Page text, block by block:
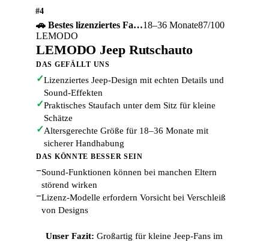
#4
🚗 Bestes lizenziertes Fa…18–36 Monate87/100
LEMODO
LEMODO Jeep Rutschauto
DAS GEFÄLLT UNS
✓Lizenziertes Jeep-Design mit echten Details und
Sound-Effekten
✓Praktisches Staufach unter dem Sitz für kleine
Schätze
✓Altersgerechte Größe für 18–36 Monate mit
sicherer Handhabung
DAS KÖNNTE BESSER SEIN
−Sound-Funktionen können bei manchen Eltern
störend wirken
−Lizenz-Modelle erfordern Vorsicht bei Verschleiß
von Designs
Unser Fazit: Großartig für kleine Jeep-Fans im